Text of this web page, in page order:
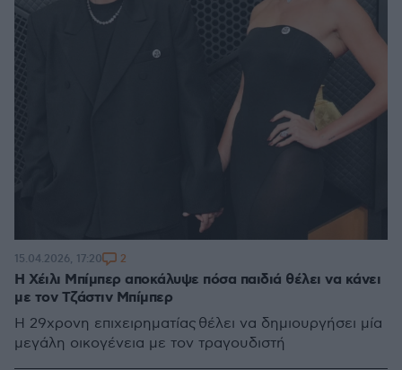
Η Χέιλι Μπίμπερ αποκάλυψε πόσα παιδιά θέλει να κάνει
με τον Τζάστιν Μπίμπερ
Η 29χρονη επιχειρηματίας θέλει να δημιουργήσει μία
μεγάλη οικογένεια με τον τραγουδιστή
15.04.2026, 17:20 2